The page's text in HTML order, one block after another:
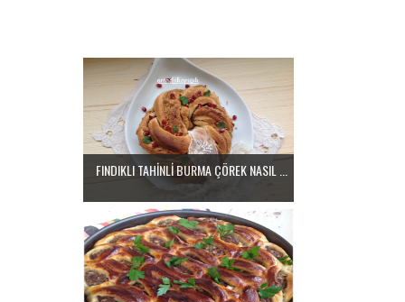
FINDIKLI TAHİNLİ BURMA ÇÖREK NASIL ...